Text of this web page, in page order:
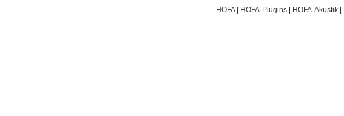
HOFA| HOFA-Plugins| HOFA-Akustik|